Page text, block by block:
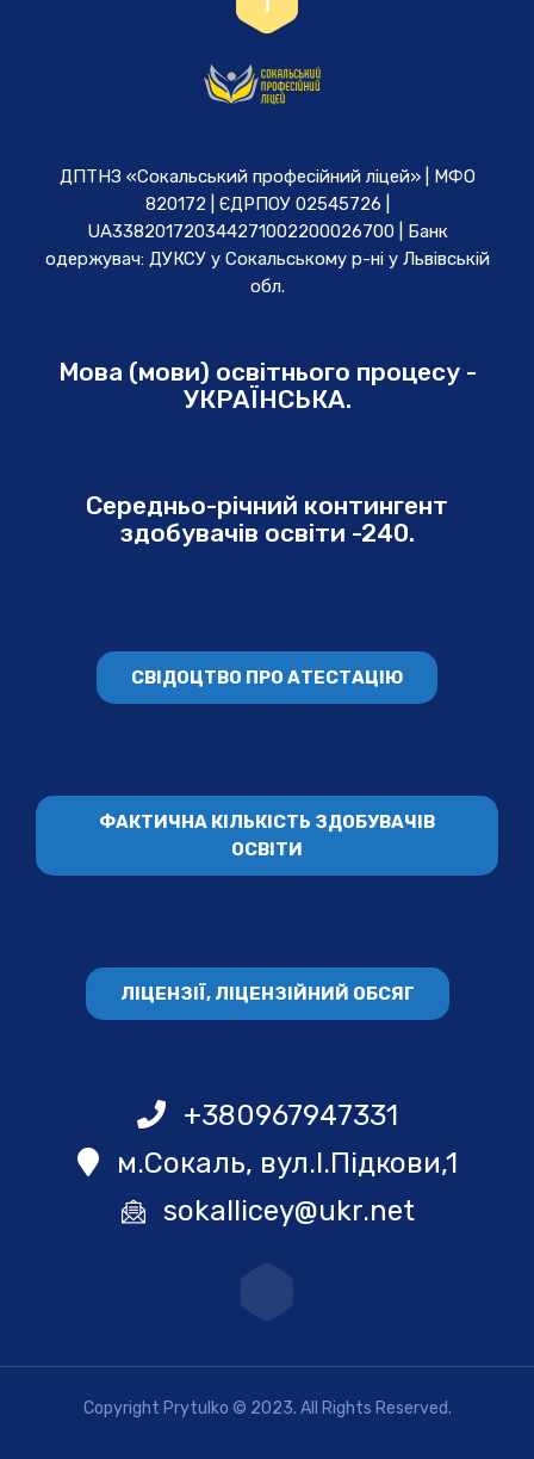
ДПТНЗ «Сокальський професійний ліцей» | МФО
820172 | ЄДРПОУ 02545726 |
UA338201720344271002200026700 | Банк
одержувач: ДУКСУ у Cокальському р-ні у Львівській
обл.
Мова (мови) освітнього процесу -
УКРАЇНСЬКА.
Середньо-річний контингент
здобувачів освіти -240.
СВІДОЦТВО ПРО АТЕСТАЦІЮ
ФАКТИЧНА КІЛЬКІСТЬ ЗДОБУВАЧІВ
ОСВІТИ
ЛІЦЕНЗІЇ, ЛІЦЕНЗІЙНИЙ ОБСЯГ
+380967947331
м.Сокаль, вул.І.Підкови,1
sokallicey@ukr.net
Copyright Prytulko © 2023. All Rights Reserved.